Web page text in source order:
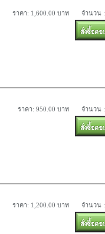
ราคา: 1,600.00 บาท จำนวน :
ราคา: 950.00 บาท จำนวน :
ราคา: 1,200.00 บาท จำนวน :